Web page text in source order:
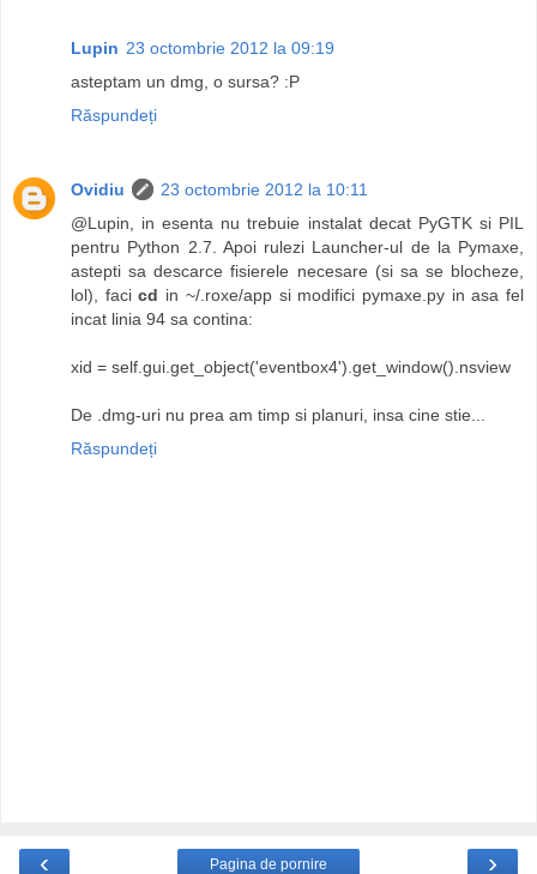
Lupin 23 octombrie 2012 la 09:19
asteptam un dmg, o sursa? :P
Răspundeți
Ovidiu
23 octombrie 2012 la 10:11
@Lupin, in esenta nu trebuie instalat decat PyGTK si PIL
pentru Python 2.7. Apoi rulezi Launcher-ul de la Pymaxe,
astepti sa descarce fisierele necesare (si sa se blocheze,
lol), facicd in ~/.roxe/app si modifici pymaxe.py in asa fel
incat linia 94 sa contina:
xid = self.gui.get_object('eventbox4').get_window().nsview
De .dmg-uri nu prea am timp si planuri, insa cine stie...
Răspundeți
‹ ›
Pagina de pornire